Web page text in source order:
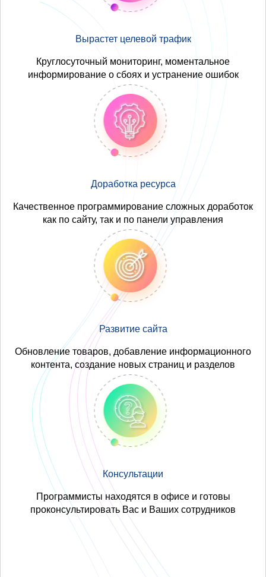
Вырастет целевой трафик
Круглосуточный мониторинг, моментальное
информирование о сбоях и устранение ошибок
Доработка ресурса
Качественное программирование сложных доработок
как по сайту, так и по панели управления
Развитие сайта
Обновление товаров, добавление информационного
контента, создание новых страниц и разделов
Консультации
Программисты находятся в офисе и готовы
проконсультировать Вас и Ваших сотрудников